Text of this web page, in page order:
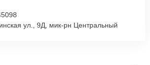
ул., 9Д, мик-рн Центральный